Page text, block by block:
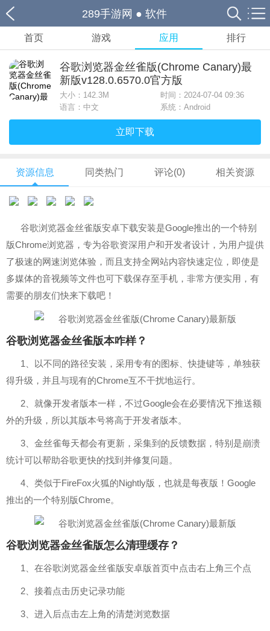
289手游网 ● 软件
首页 游戏 应用 排行
谷歌浏览器金丝雀版(Chrome Canary)最
新版v128.0.6570.0官方版
大小： 142.3M
时间：2024-07-04 09:36
语言：中文
系统：Android
立即下载
资源信息 同类热门 评论(0) 相关资源
谷歌浏览器金丝雀版安卓下载安装是Google推出的一个特别
版Chrome浏览器，专为谷歌资深用户和开发者设计，为用户提供
了极速的网速浏览体验，而且支持全网站内容快速定位，即使是
多媒体的音视频等文件也可下载保存至手机，非常方便实用，有
需要的朋友们快来下载吧！
谷歌浏览器金丝雀版本咋样？
1、以不同的路径安装，采用专有的图标、快捷键等，单独获
得升级，并且与现有的Chrome互不干扰地运行。
2、就像开发者版本一样，不过Google会在必要情况下推送额
外的升级，所以其版本号将高于开发者版本。
3、金丝雀每天都会有更新，采集到的反馈数据，特别是崩溃
统计可以帮助谷歌更快的找到并修复问题。
4、类似于FireFox火狐的Nightly版，也就是每夜版！Google
推出的一个特别版Chrome。
谷歌浏览器金丝雀版怎么清理缓存？
1、在谷歌浏览器金丝雀版安卓版首页中点击右上角三个点
2、接着点击历史记录功能
3、进入后点击左上角的清楚浏览数据